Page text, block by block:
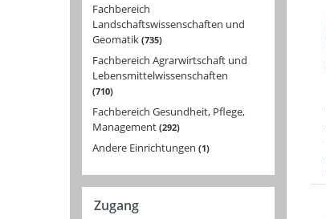
Fachbereich
Landschaftswissenschaften und
Geomatik 735
Fachbereich Agrarwirtschaft und
Lebensmittelwissenschaften
710
Fachbereich Gesundheit, Pflege,
Management 292
Andere Einrichtungen 1
Zugang